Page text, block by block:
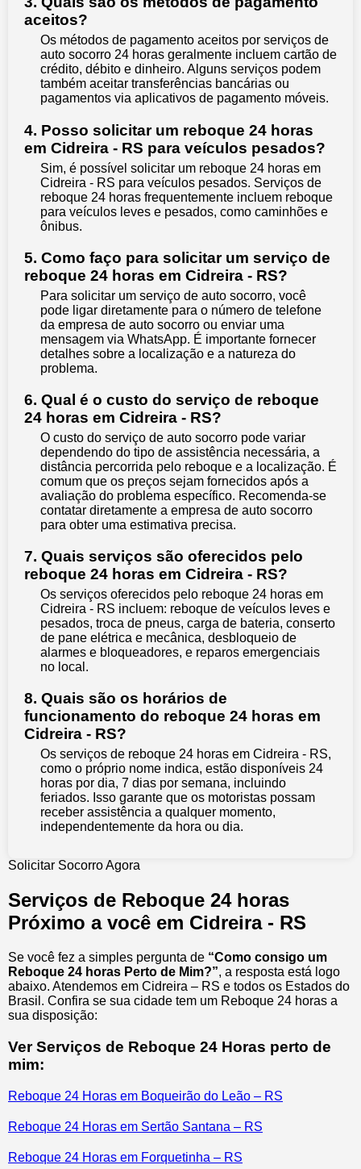
aceitos?
Os métodos de pagamento aceitos por serviços de
auto socorro 24 horas geralmente incluem cartão de
crédito, débito e dinheiro. Alguns serviços podem
também aceitar transferências bancárias ou
pagamentos via aplicativos de pagamento móveis.
4. Posso solicitar um reboque 24 horas
em Cidreira - RS para veículos pesados?
Sim, é possível solicitar um reboque 24 horas em
Cidreira - RS para veículos pesados. Serviços de
reboque 24 horas frequentemente incluem reboque
para veículos leves e pesados, como caminhões e
ônibus.
5. Como faço para solicitar um serviço de
reboque 24 horas em Cidreira - RS?
Para solicitar um serviço de auto socorro, você
pode ligar diretamente para o número de telefone
da empresa de auto socorro ou enviar uma
mensagem via WhatsApp. É importante fornecer
detalhes sobre a localização e a natureza do
problema.
6. Qual é o custo do serviço de reboque
24 horas em Cidreira - RS?
O custo do serviço de auto socorro pode variar
dependendo do tipo de assistência necessária, a
distância percorrida pelo reboque e a localização. É
comum que os preços sejam fornecidos após a
avaliação do problema específico. Recomenda-se
contatar diretamente a empresa de auto socorro
para obter uma estimativa precisa.
7. Quais serviços são oferecidos pelo
reboque 24 horas em Cidreira - RS?
Os serviços oferecidos pelo reboque 24 horas em
Cidreira - RS incluem: reboque de veículos leves e
pesados, troca de pneus, carga de bateria, conserto
de pane elétrica e mecânica, desbloqueio de
alarmes e bloqueadores, e reparos emergenciais
no local.
8. Quais são os horários de
funcionamento do reboque 24 horas em
Cidreira - RS?
Os serviços de reboque 24 horas em Cidreira - RS,
como o próprio nome indica, estão disponíveis 24
horas por dia, 7 dias por semana, incluindo
feriados. Isso garante que os motoristas possam
receber assistência a qualquer momento,
independentemente da hora ou dia.
Solicitar Socorro Agora
Serviços de Reboque 24 horas
Próximo a você em Cidreira - RS
Se você fez a simples pergunta de “Como consigo um
Reboque 24 horas Perto de Mim?”, a resposta está logo
abaixo. Atendemos em Cidreira – RS e todos os Estados do
Brasil. Confira se sua cidade tem um Reboque 24 horas a
sua disposição:
Ver Serviços de Reboque 24 Horas perto de
mim:
Reboque 24 Horas em Boqueirão do Leão – RS
Reboque 24 Horas em Sertão Santana – RS
Reboque 24 Horas em Forquetinha – RS